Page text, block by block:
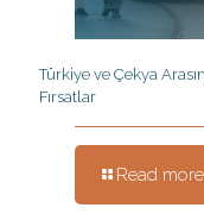
Türkiye ve Çekya
Fırsatlar
Read more